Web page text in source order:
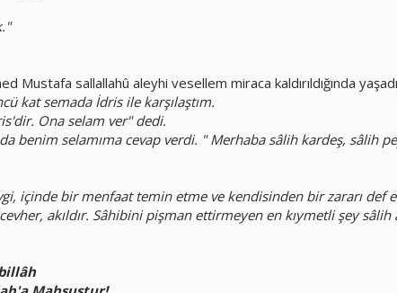
sallallahû aleyhi vesellem miraca kaldırıldığında
kat semada İdris ile karşılaştım.
Ona selam ver" dedi.
benim selamıma cevap verdi. " Merhaba sâlih kardeş, sâlih
içinde bir menfaat temin etme ve kendisinden bir zararı def
akıldır. Sâhibini pişman ettirmeyen en kıymetli şey